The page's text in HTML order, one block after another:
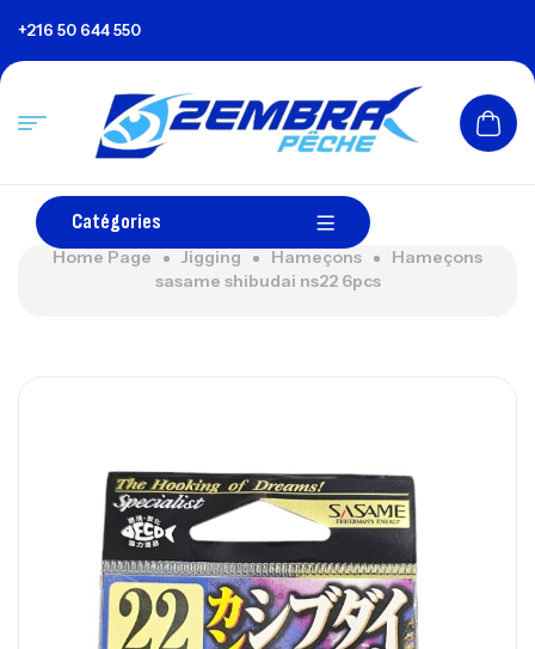
+216 50 644 550
Catégories
Home Page Jigging Hameçons
Hameçons
sasame shibudai ns22 6pcs